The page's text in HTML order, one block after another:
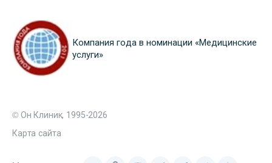
Компания года в номинации «Медицинские
услуги»
© Он Клиник, 1995-2026
Карта сайта